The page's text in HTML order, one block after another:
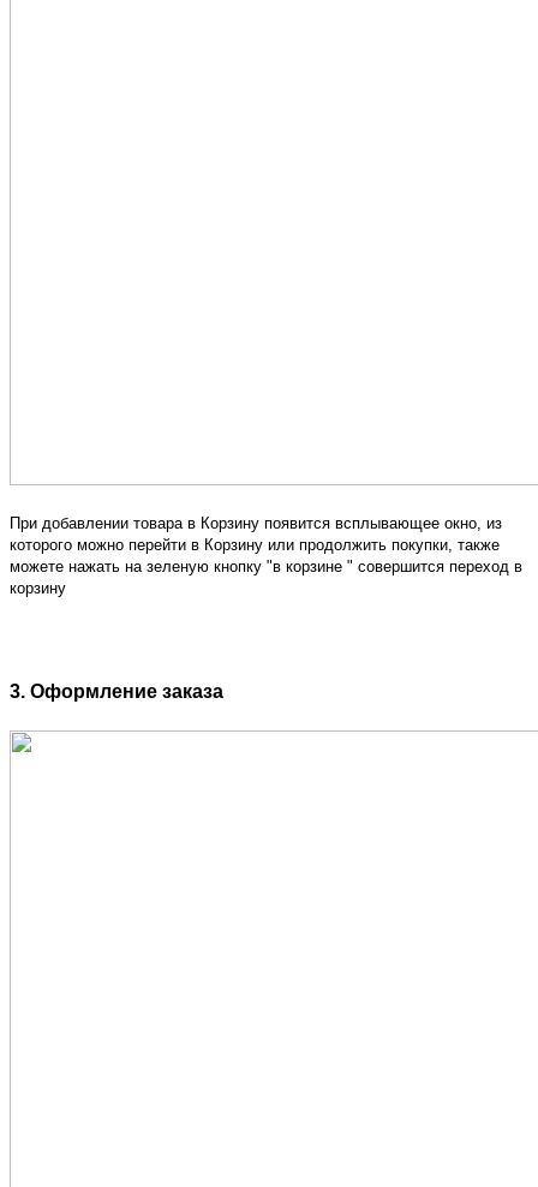
При добавлении товара в Корзину появится всплывающее окно, из
которого можно перейти в Корзину или продолжить покупки, также
можете нажать на зеленую кнопку "в корзине " совершится переход в
корзину
3. Оформление заказа